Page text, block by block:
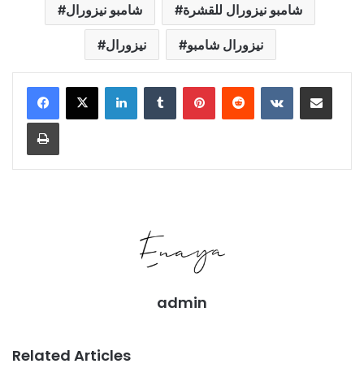
شامبو نيزورال شامبو نيزورال للقشرة
نيزورال نيزورال شامبو
LinkedInTumblr PinterestReddit VKontakteShare via Email
Print
admin
Related Articles